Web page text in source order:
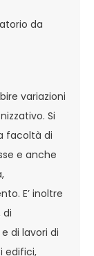
da
variazioni
Si
facoltà di
e anche
E’ inoltre
di
di lavori di
edifici,